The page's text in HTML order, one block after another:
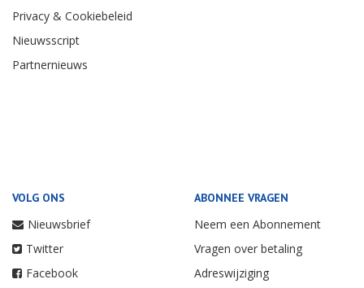
Privacy & Cookiebeleid
Nieuwsscript
Partnernieuws
VOLG ONS
Nieuwsbrief
Twitter
Facebook
ABONNEE VRAGEN
Neem een Abonnement
Vragen over betaling
Adreswijziging